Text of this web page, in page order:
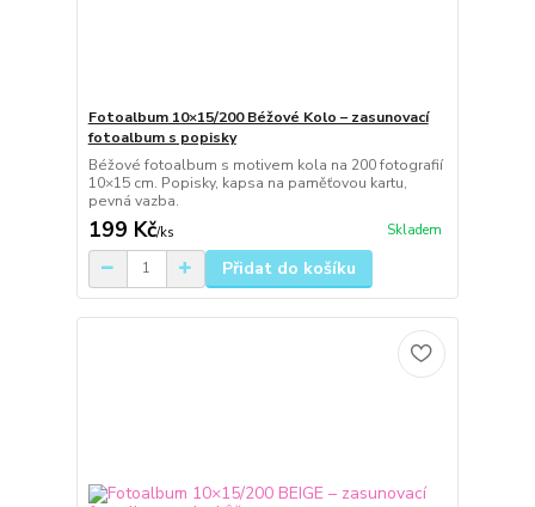
Fotoalbum 10×15/200 Béžové Kolo – zasunovací
fotoalbum s popisky
Béžové fotoalbum s motivem kola na 200 fotografií
10×15 cm. Popisky, kapsa na paměťovou kartu,
pevná vazba.
199 Kč/ks Skladem
Přidat do košíku